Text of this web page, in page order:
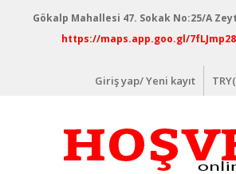
Gökalp Mahallesi 47. Sokak No:25/A
https://maps.app.goo.gl/
Giriş yap/ Yeni kayıt